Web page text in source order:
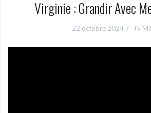
Virginie : Grandir Avec
22 octobre 2024 Tv